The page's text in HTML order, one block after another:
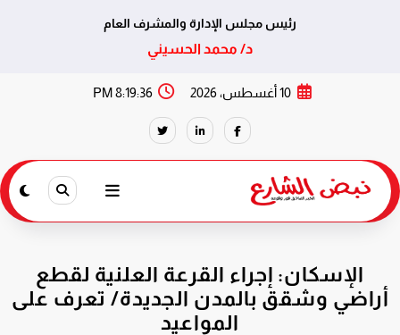
رئيس مجلس الإدارة والمشرف العام
د/ محمد الحسيني
10 أغسطس، 2026 8:19:37 PM
الإسكان: إجراء القرعة العلنية لقطع
أراضي وشقق بالمدن الجديدة/ تعرف على
المواعيد